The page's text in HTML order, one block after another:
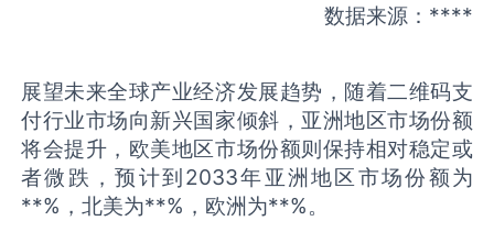
数据来源：****
展望未来全球产业经济发展趋势，随着二维码支
付行业市场向新兴国家倾斜，亚洲地区市场份额
将会提升，欧美地区市场份额则保持相对稳定或
者微跌，预计到2033年亚洲地区市场份额为
**%，北美为**%，欧洲为**%。